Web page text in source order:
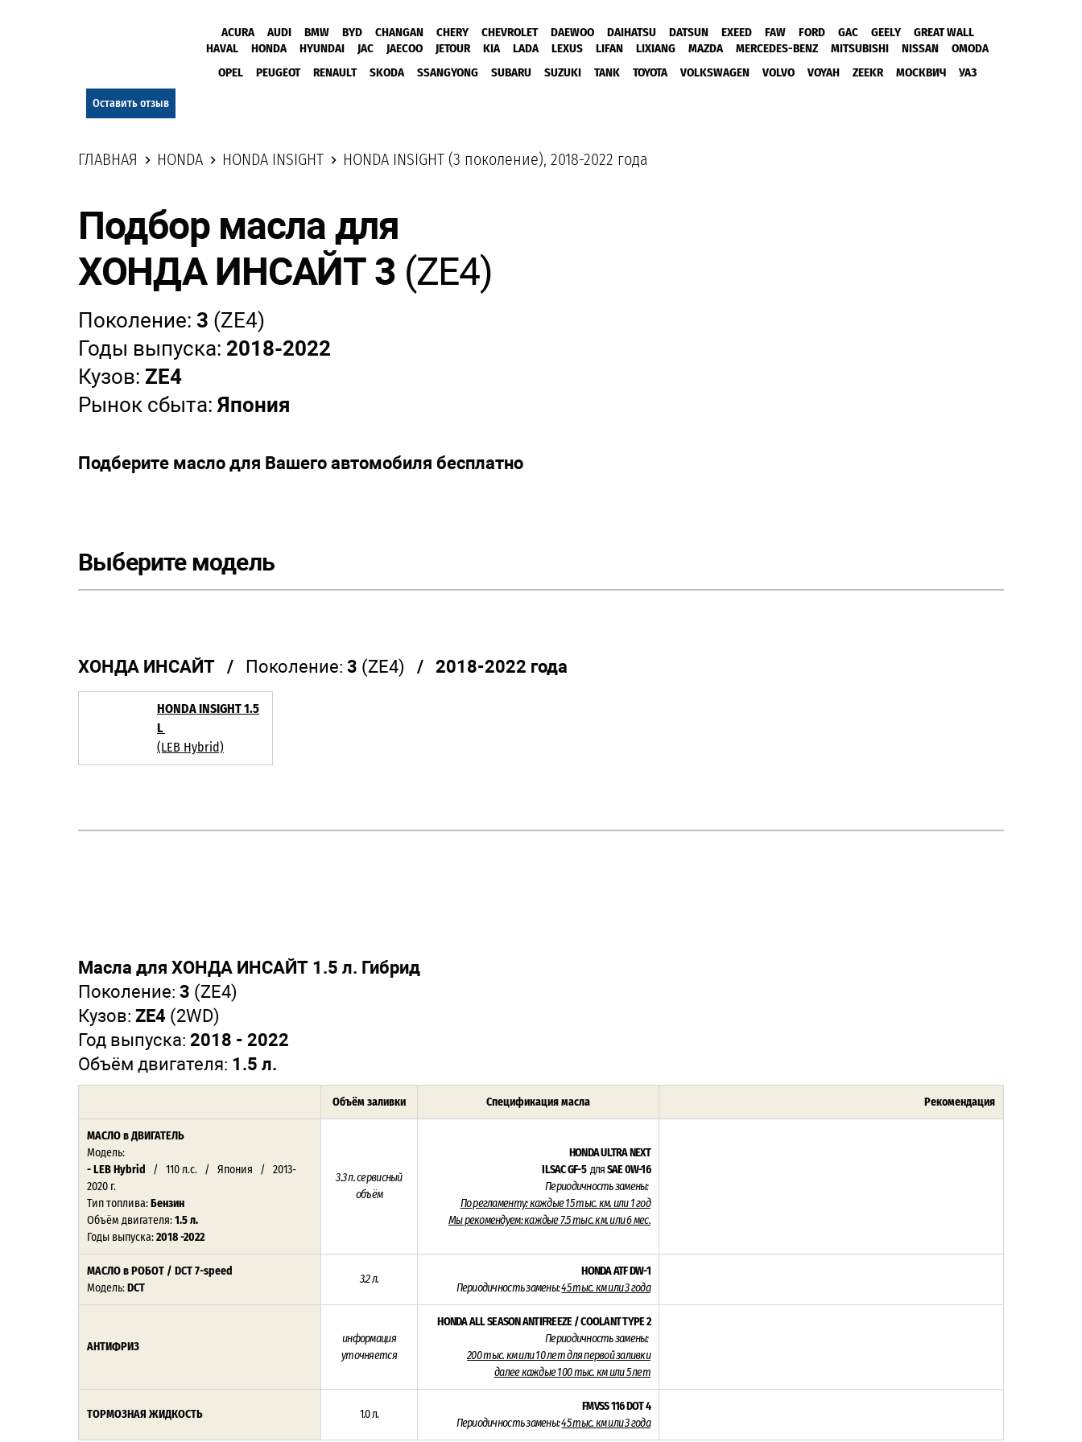
ACURA AUDI BMW BYD CHANGAN CHERY CHEVROLET DAEWOO DAIHATSU DATSUN EXEED FAW FORD GAC GEELY
GREAT WALL
HAVAL
HONDA HYUNDAI JAC JAECOO JETOUR KIA LADA LEXUS LIFAN LIXIANG MAZDA MERCEDES-BENZ MITSUBISHI NISSAN
OMODA
OPEL
PEUGEOT RENAULT SKODA SSANGYONG SUBARU SUZUKI TANK TOYOTA VOLKSWAGEN VOLVO VOYAH ZEEKR МОСКВИЧ УАЗ
Оставить отзыв
ГЛАВНАЯ HONDA HONDA INSIGHT HONDA INSIGHT (3 поколение), 2018-2022 года
Подбор масла для
ХОНДА ИНСАЙТ 3 (ZE4)
Поколение: 3 (ZE4)
Годы выпуска: 2018-2022
Кузов: ZE4
Рынок сбыта: Япония
Подберите масло для Вашего автомобиля бесплатно
Выберите модель
ХОНДА ИНСАЙТ / Поколение: 3 (ZE4) / 2018-2022 года
HONDA INSIGHT 1.5
L
(LEB Hybrid)
Масла для ХОНДА ИНСАЙТ 1.5 л. Гибрид
Поколение: 3 (ZE4)
Кузов: ZE4 (2WD)
Год выпуска: 2018 - 2022
Объём двигателя: 1.5 л.
Объём заливки Спецификация масла Рекомендация
МАСЛОв ДВИГАТЕЛЬ
Модель:
- LEB Hybrid / 110 л.с. / Япония / 2013-
2020 г.
Тип топлива:Бензин
Объём двигателя:1.5 л.
Годы выпуска:2018 -2022
3.3 л. сервисный
объём
HONDA ULTRA NEXT
ILSAC GF-5 дляSAE 0W-16
Периодичность замены:
По регламенту:каждые 15 тыс. км. или 1 год
Мы рекомендуем:каждые 7.5 тыс. км. или 6 мес.
МАСЛО в РОБОТ / DCT 7-speed
Модель:DCT
3.2 л.
HONDA ATF DW-1
Периодичность замены:45тыс. км или 3 года
АНТИФРИЗ
информация
уточняется
HONDA ALL SEASON ANTIFREEZE / COOLANT TYPE 2
Периодичность замены:
200 тыс. км или 10 лет для первой заливки
далее каждые 100 тыс. км или 5 лет
ТОРМОЗНАЯ ЖИДКОСТЬ 1.0 л.
FMVSS 116 DOT 4
Периодичность замены:45тыс. км или 3 года